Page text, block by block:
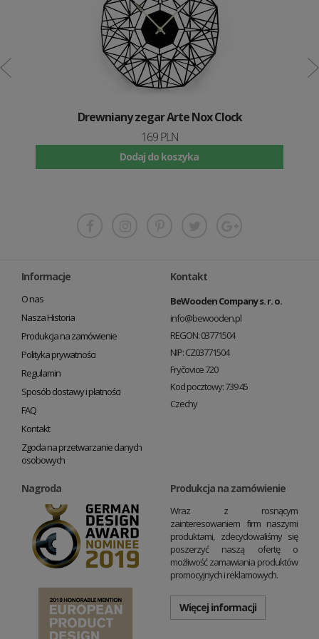
Drewniany zegar Arte Nox Clock
169 PLN
Dodaj do koszyka
Informacje
O nas
Nasza Historia
Produkcja na zamówienie
Polityka prywatności
Regulamin
Sposób dostawy i płatności
FAQ
Kontakt
Zgoda na przetwarzanie danych
osobowych
Kontakt
BeWooden Company s. r. o.
info@bewooden.pl
REGON: 03771504
NIP: CZ03771504
Fryčovice 720
Kod pocztowy: 739 45
Czechy
Nagroda Produkcja na zamówienie
Wraz z rosnącym
zainteresowaniem firm naszymi
produktami, zdecydowaliśmy się
poszerzyć naszą ofertę o
możliwość zamawiania produktów
promocyjnych i reklamowych.
Więcej informacji